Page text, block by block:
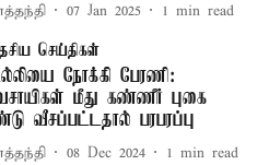
07 Jan 2025 1 min read
செய்திகள்
நோக்கி பேரணி:
மீது கண்ணீர் புகை
வீசப்பட்டதால் பரபரப்பு
08 Dec 2024 1 min read